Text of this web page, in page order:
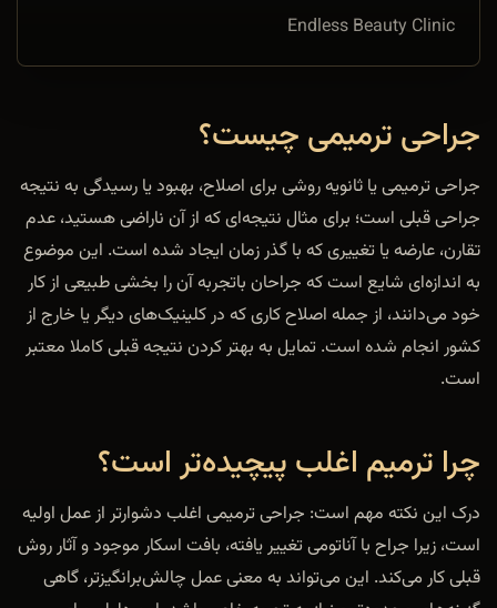
Endless Beauty Clinic
جراحی ترمیمی چیست؟
جراحی ترمیمی یا ثانویه روشی برای اصلاح، بهبود یا رسیدگی به نتیجه
جراحی قبلی است؛ برای مثال نتیجه‌ای که از آن ناراضی هستید، عدم
تقارن، عارضه یا تغییری که با گذر زمان ایجاد شده است. این موضوع
به اندازه‌ای شایع است که جراحان باتجربه آن را بخشی طبیعی از کار
خود می‌دانند، از جمله اصلاح کاری که در کلینیک‌های دیگر یا خارج از
کشور انجام شده است. تمایل به بهتر کردن نتیجه قبلی کاملا معتبر
است.
چرا ترمیم اغلب پیچیده‌تر است؟
درک این نکته مهم است: جراحی ترمیمی اغلب دشوارتر از عمل اولیه
است، زیرا جراح با آناتومی تغییر یافته، بافت اسکار موجود و آثار روش
قبلی کار می‌کند. این می‌تواند به معنی عمل چالش‌برانگیزتر، گاهی